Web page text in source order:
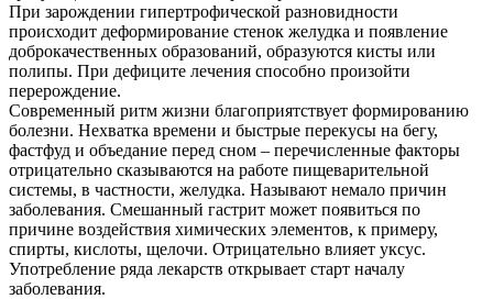
При зарождении гипертрофической разновидности
происходит деформирование стенок желудка и появление
доброкачественных образований, образуются кисты или
полипы. При дефиците лечения способно произойти
перерождение.
Современный ритм жизни благоприятствует формированию
болезни. Нехватка времени и быстрые перекусы на бегу,
фастфуд и объедание перед сном – перечисленные факторы
отрицательно сказываются на работе пищеварительной
системы, в частности, желудка. Называют немало причин
заболевания. Смешанный гастрит может появиться по
причине воздействия химических элементов, к примеру,
спирты, кислоты, щелочи. Отрицательно влияет уксус.
Употребление ряда лекарств открывает старт началу
заболевания.